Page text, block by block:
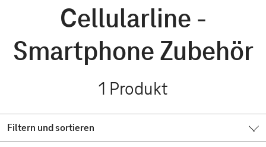
Cellularline -
Smartphone Zubehör
1 Produkt
Filtern und sortieren